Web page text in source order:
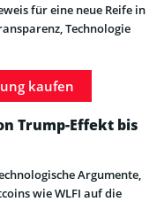
für eine neue Reife in
Technologie
kaufen
Trump-Effekt bis
Argumente,
wie WLFI auf die